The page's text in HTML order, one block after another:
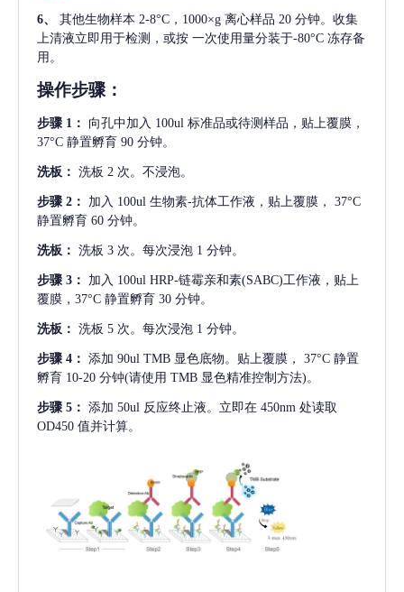
6、 其他生物样本 2-8°C，1000×g 离心样品 20 分钟。收集
上清液立即用于检测，或按 一次使用量分装于-80°C 冻存备
用。
操作步骤：
步骤 1： 向孔中加入 100ul 标准品或待测样品，贴上覆膜，
37°C 静置孵育 90 分钟。
洗板： 洗板 2 次。不浸泡。
步骤 2： 加入 100ul 生物素-抗体工作液，贴上覆膜， 37°C
静置孵育 60 分钟。
洗板： 洗板 3 次。每次浸泡 1 分钟。
步骤 3： 加入 100ul HRP-链霉亲和素(SABC)工作液，贴上
覆膜，37°C 静置孵育 30 分钟。
洗板： 洗板 5 次。每次浸泡 1 分钟。
步骤 4： 添加 90ul TMB 显色底物。贴上覆膜， 37°C 静置
孵育 10-20 分钟(请使用 TMB 显色精准控制方法)。
步骤 5： 添加 50ul 反应终止液。立即在 450nm 处读取
OD450 值并计算。